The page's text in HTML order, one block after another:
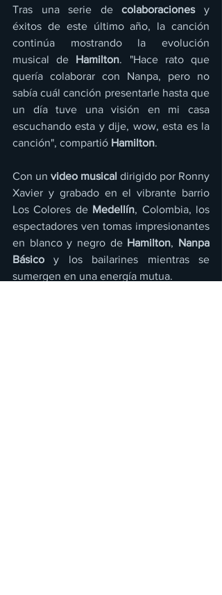
Tras una serie de colaboraciones y
éxitos de este último año, la canción
continúa mostrando la evolución
musical de Hamilton. "Hace rato que
quería colaborar con Nanpa, pero no
sabía cuál canción presentarle hasta que
un día tuve una visión en mi casa
escuchando esta y dije, wow, esta es la
canción", compartió Hamilton.
Con un video musical dirigido por Ronny
Xavier y grabado en el vibrante barrio
Los Colores de Medellín, Colombia, los
espectadores ven tomas impresionantes
en blanco y negro de Hamilton, Nanpa
Básico y los bailarines mientras se
sumergen en una energía mutua.